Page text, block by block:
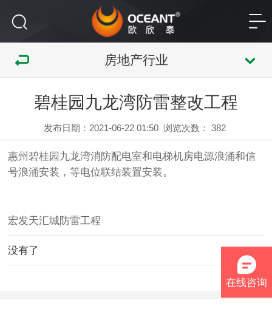
房地产行业
碧桂园九龙湾防雷整改工程
发布日期：2021-06-22 01:50 浏览次数： 382
惠州碧桂园九龙湾消防配电室和电梯机房电源浪涌和信
号浪涌安装，等电位联结装置安装。
宏发天汇城防雷工程
没有了
在线咨询